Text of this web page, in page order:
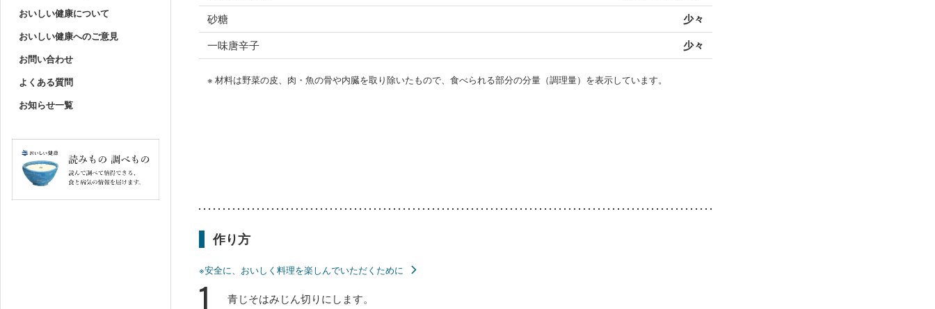
おいしい健康について
おいしい健康へのご意見
お問い合わせ
よくある質問
お知らせ一覧
砂糖
少々
一味唐辛子
少々
※ 材料は野菜の皮、肉・魚の骨や内臓を取り除いたもので、食べられる部分の分量（調理量）を表示しています。
作り方
※安全に、おいしく料理を楽しんでいただくために
1 青じそはみじん切りにします。